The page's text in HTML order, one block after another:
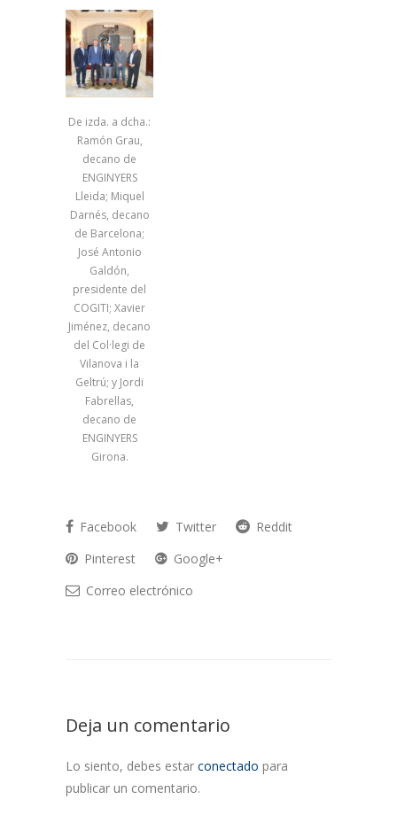
De izda. a dcha.:
Ramón Grau,
decano de
ENGINYERS
Lleida; Miquel
Darnés, decano
de Barcelona;
José Antonio
Galdón,
presidente del
COGITI; Xavier
Jiménez, decano
del Col·legi de
Vilanova i la
Geltrú; y Jordi
Fabrellas,
decano de
ENGINYERS
Girona.
Facebook Twitter
Reddit
Pinterest
Google+
Correo electrónico
Deja un comentario
Lo siento, debes estar conectado para
publicar un comentario.